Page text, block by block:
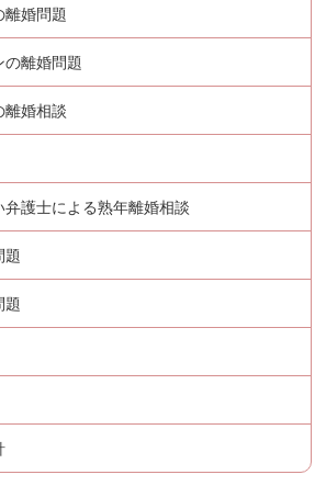
離婚問題
の離婚問題
離婚相談
護士による熟年離婚相談
題
題